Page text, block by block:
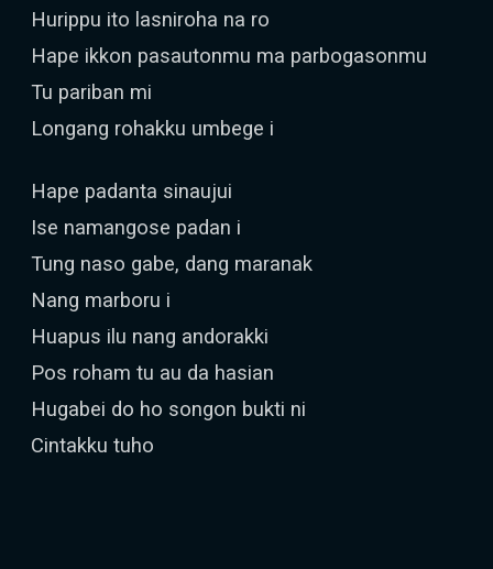
Hurippu ito lasniroha na ro
Hape ikkon pasautonmu ma parbogasonmu
Tu pariban mi
Longang rohakku umbege i
Hape padanta sinaujui
Ise namangose padan i
Tung naso gabe, dang maranak
Nang marboru i
Huapus ilu nang andorakki
Pos roham tu au da hasian
Hugabei do ho songon bukti ni
Cintakku tuho